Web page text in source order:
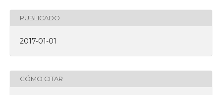
PUBLICADO
2017-01-01
CÓMO CITAR